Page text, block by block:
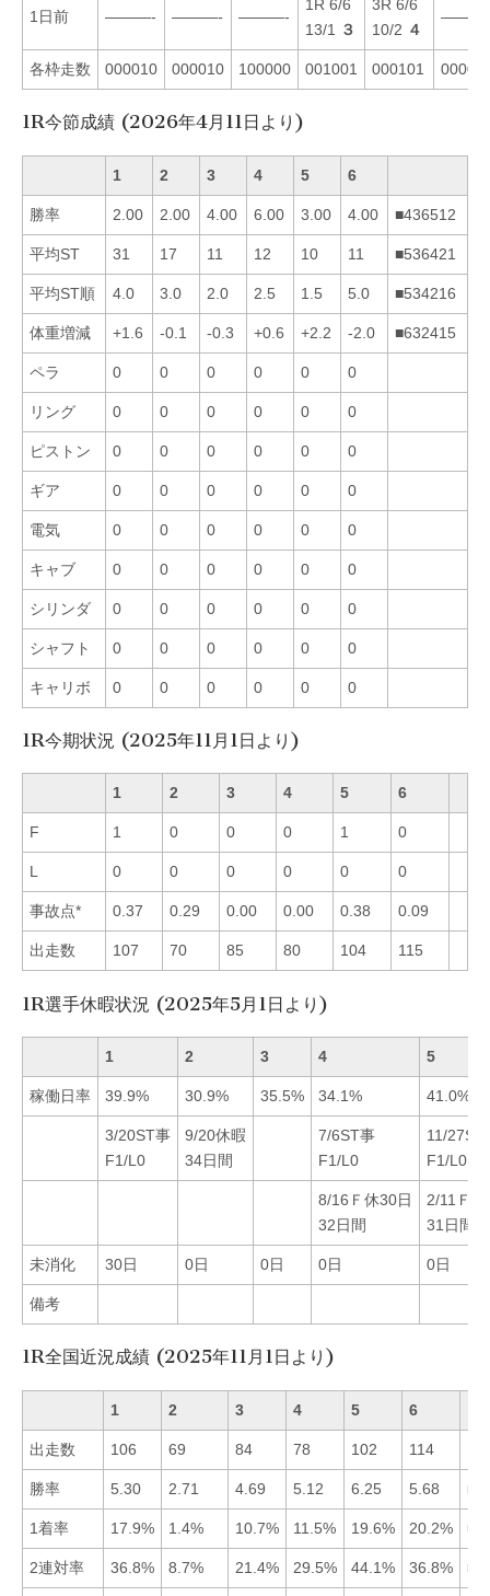
1日前 ———- ———- ———-
1R 6/6
13/1
３
3R 6/6
10/2 ４
各枠走数 000010 000010 100000 001001 000101
1R今節成績 (2026年4月11日より)
1 2 3 4 5 6
勝率 2.00 2.00 4.00 6.00 3.00 4.00 ■436512
平均ST 31 17 11 12 10 11 ■536421
平均ST順 4.0 3.0 2.0 2.5 1.5 5.0 ■534216
体重増減 +1.6 -0.1 -0.3 +0.6 +2.2 -2.0 ■632415
ペラ 0 0 0 0 0 0
リング 0 0 0 0 0 0
ピストン 0 0 0 0 0 0
ギア 0 0 0 0 0 0
電気 0 0 0 0 0 0
キャブ 0 0 0 0 0 0
シリンダ 0 0 0 0 0 0
シャフト 0 0 0 0 0 0
キャリボ 0 0 0 0 0 0
1R今期状況 (2025年11月1日より)
1 2 3 4 5 6
F 1 0 0 0 1 0
L 0 0 0 0 0 0
事故点* 0.37 0.29 0.00 0.00 0.38 0.09
出走数 107 70 85 80 104 115
1R選手休暇状況 (2025年5月1日より)
1 2 3 4 5
稼働日率 39.9% 30.9% 35.5% 34.1% 41.0%
3/20ST事
F1/L0
9/20休暇
34日間
7/6ST事
F1/L0
11/27ST
F1/L0
8/16Ｆ休30日
32日間
2/11Ｆ
31日間
未消化 30日 0日 0日 0日 0日
備考
1R全国近況成績 (2025年11月1日より)
1 2 3 4 5 6
出走数 106 69 84 78 102 114
勝率 5.30 2.71 4.69 5.12 6.25 5.68
1着率 17.9% 1.4% 10.7% 11.5% 19.6% 20.2%
2連対率 36.8% 8.7% 21.4% 29.5% 44.1% 36.8%